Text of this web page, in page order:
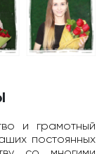
и грамотный
постоянных